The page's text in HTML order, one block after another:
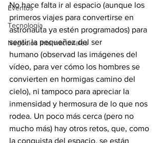
Eventos
Tecnología
Negocios Internacionales
No hace falta ir al espacio (aunque los
primeros viajes para convertirse en
astronauta ya estén programados) para
sentir la pequeñez del ser
humano (observad las imágenes del
vídeo, para ver cómo los hombres se
convierten en hormigas camino del
cielo), ni tampoco para apreciar la
inmensidad y hermosura de lo que nos
rodea. Un poco más cerca (pero no
mucho más) hay otros retos, que, como
la conquista del espacio, se están